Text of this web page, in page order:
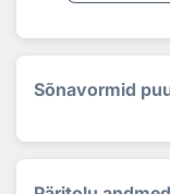
Sõnavormid